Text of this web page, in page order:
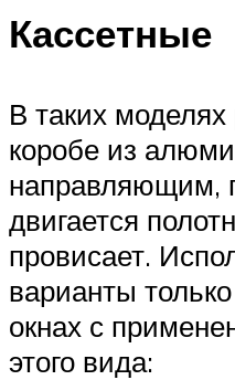
Кассетные
В таких
коробе из
направляющим,
двигается
провисает.
варианты
окнах с
этого вида: